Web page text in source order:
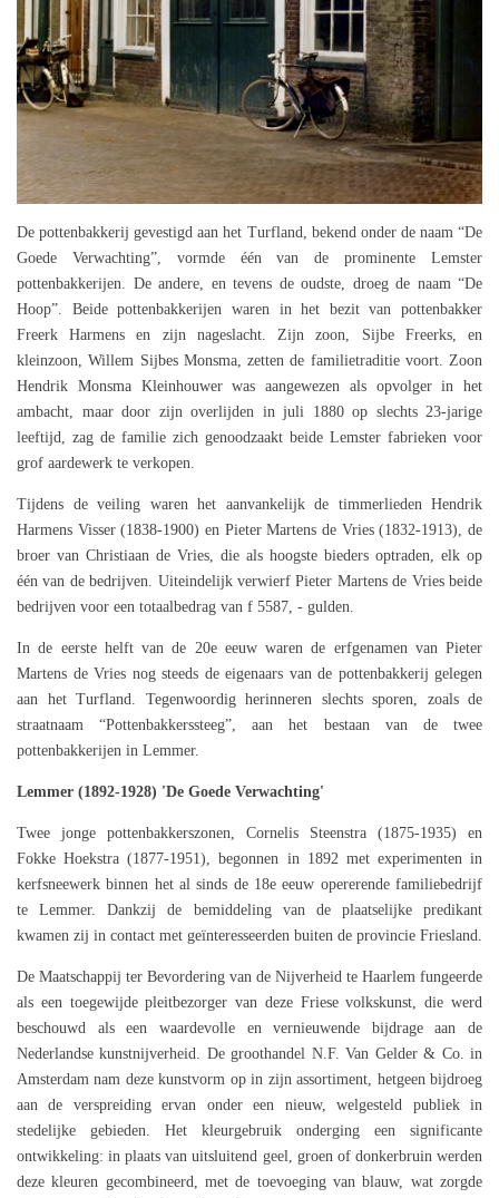
De pottenbakkerij gevestigd aan het Turfland, bekend onder de naam “De
Goede Verwachting”, vormde één van de prominente Lemster
pottenbakkerijen. De andere, en tevens de oudste, droeg de naam “De
Hoop”. Beide pottenbakkerijen waren in het bezit van pottenbakker
Freerk Harmens en zijn nageslacht. Zijn zoon, Sijbe Freerks, en
kleinzoon, Willem Sijbes Monsma, zetten de familietraditie voort. Zoon
Hendrik Monsma Kleinhouwer was aangewezen als opvolger in het
ambacht, maar door zijn overlijden in juli 1880 op slechts 23-jarige
leeftijd, zag de familie zich genoodzaakt beide Lemster fabrieken voor
grof aardewerk te verkopen.
Tijdens de veiling waren het aanvankelijk de timmerlieden Hendrik
Harmens Visser (1838-1900) en Pieter Martens de Vries (1832-1913), de
broer van Christiaan de Vries, die als hoogste bieders optraden, elk op
één van de bedrijven. Uiteindelijk verwierf Pieter Martens de Vries beide
bedrijven voor een totaalbedrag van f 5587, - gulden.
In de eerste helft van de 20e eeuw waren de erfgenamen van Pieter
Martens de Vries nog steeds de eigenaars van de pottenbakkerij gelegen
aan het Turfland. Tegenwoordig herinneren slechts sporen, zoals de
straatnaam “Pottenbakkerssteeg”, aan het bestaan van de twee
pottenbakkerijen in Lemmer.
Lemmer (1892-1928) 'De Goede Verwachting'
Twee jonge pottenbakkerszonen, Cornelis Steenstra (1875-1935) en
Fokke Hoekstra (1877-1951), begonnen in 1892 met experimenten in
kerfsneewerk binnen het al sinds de 18e eeuw opererende familiebedrijf
te Lemmer. Dankzij de bemiddeling van de plaatselijke predikant
kwamen zij in contact met geïnteresseerden buiten de provincie Friesland.
De Maatschappij ter Bevordering van de Nijverheid te Haarlem fungeerde
als een toegewijde pleitbezorger van deze Friese volkskunst, die werd
beschouwd als een waardevolle en vernieuwende bijdrage aan de
Nederlandse kunstnijverheid. De groothandel N.F. Van Gelder & Co. in
Amsterdam nam deze kunstvorm op in zijn assortiment, hetgeen bijdroeg
aan de verspreiding ervan onder een nieuw, welgesteld publiek in
stedelijke gebieden. Het kleurgebruik onderging een significante
ontwikkeling: in plaats van uitsluitend geel, groen of donkerbruin werden
deze kleuren gecombineerd, met de toevoeging van blauw, wat zorgde